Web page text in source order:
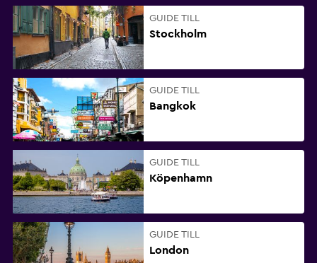
GUIDE TILL
Stockholm
GUIDE TILL
Bangkok
GUIDE TILL
Köpenhamn
GUIDE TILL
London